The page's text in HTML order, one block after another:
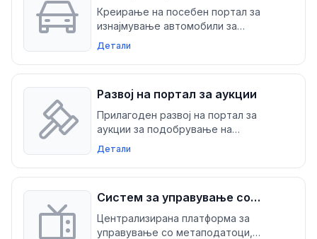
изнајмување автомобили
Креирање на посебен портал за
изнајмување автомобили за
поедноставување на резервации,
управување со возниот парк и
процес на плаќање, оптимизирање на
приходите
Детали
Развој на портал за аукции
Прилагоден развој на портал за
аукции за подобрување на
управувањето со аукции и
подобрување на деловните
операции
Детали
Систем за управување со
телевизиски метаподатоци
Централизирана платформа за
управување со метаподатоци,